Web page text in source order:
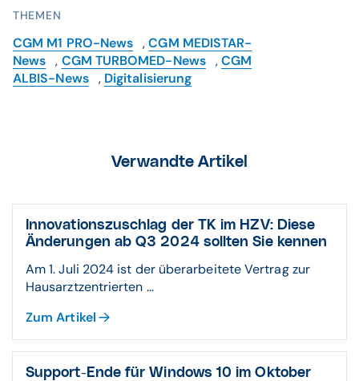
THEMEN
CGM M1 PRO-News ,CGM MEDISTAR-
News , CGM TURBOMED-News ,CGM
ALBIS-News , Digitalisierung
Verwandte Artikel
Innovationszuschlag der TK im HZV: Diese
Änderungen ab Q3 2024 sollten Sie kennen
Am 1. Juli 2024 ist der überarbeitete Vertrag zur
Hausarztzentrierten ...
Zum Artikel
Support-Ende für Windows 10 im Oktober